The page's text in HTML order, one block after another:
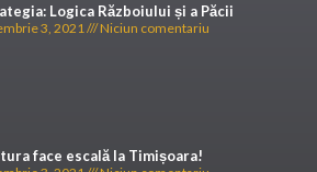
Logica Războiului și a Păcii
3, 2021 Niciun comentariu
face escală la Timișoara!